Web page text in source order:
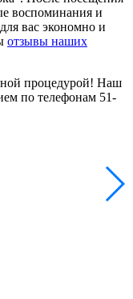
воспоминания и
вас экономно и
отзывы наших
процедурой! Наш
по телефонам 51-